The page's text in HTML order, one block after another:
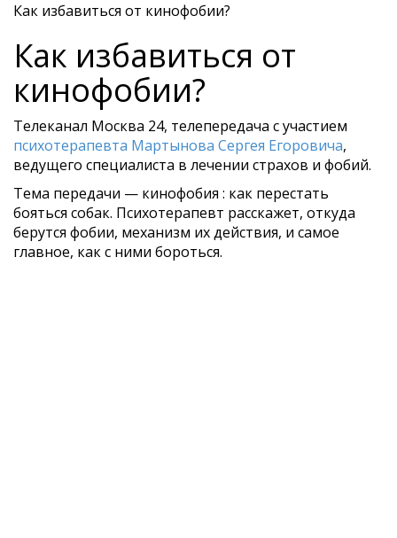
Как избавиться от кинофобии?
Как избавиться от
кинофобии?
Телеканал Москва 24, телепередача с участием
психотерапевта Мартынова Сергея Егоровича,
ведущего специалиста в лечении страхов и фобий.
Тема передачи — кинофобия : как перестать
бояться собак. Психотерапевт расскажет, откуда
берутся фобии, механизм их действия, и самое
главное, как с ними бороться.